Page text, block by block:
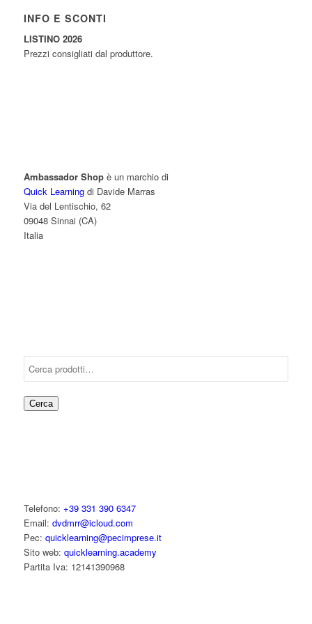
INFO E SCONTI
LISTINO 2026
Prezzi consigliati dal produttore.
Ambassador Shopè un marchio di
Quick Learningdi Davide Marras
Via del Lentischio, 62
09048 Sinnai (CA)
Italia
Cerca
Telefono: +39 331 390 6347
Email: dvdmrr@icloud.com
Pec: quicklearning@pecimprese.it
Sito web: quicklearning.academy
Partita Iva: 12141390968